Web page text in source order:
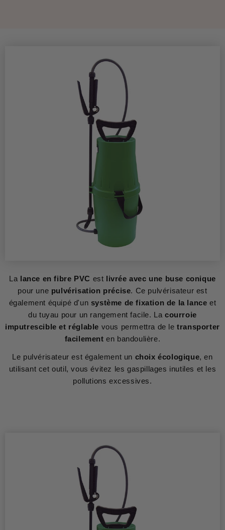
La lance en fibre PVC est livrée avec une buse conique
pour une pulvérisation précise. Ce pulvérisateur est
également équipé d'un système de fixation de la lance et
du tuyau pour un rangement facile. La courroie
imputrescible et réglable vous permettra de letransporter
facilement en bandoulière.
Le pulvérisateur est également un choix écologique, en
utilisant cet outil, vous évitez les gaspillages inutiles et les
pollutions excessives.